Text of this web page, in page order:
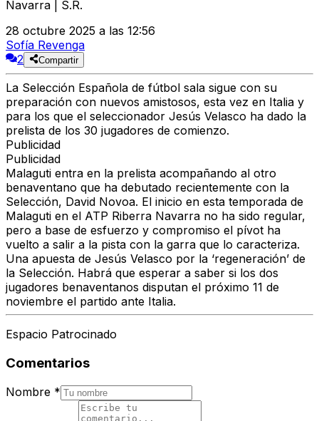
Navarra | S.R.
28 octubre 2025 a las 12:56
Sofía Revenga
2
Compartir
La Selección Española de fútbol sala sigue con su
preparación con nuevos amistosos, esta vez en Italia y
para los que el seleccionador Jesús Velasco ha dado la
prelista de los 30 jugadores de comienzo.
Publicidad
Publicidad
Malaguti entra en la prelista acompañando al otro
benaventano que ha debutado recientemente con la
Selección, David Novoa. El inicio en esta temporada de
Malaguti en el ATP Riberra Navarra no ha sido regular,
pero a base de esfuerzo y compromiso el pívot ha
vuelto a salir a la pista con la garra que lo caracteriza.
Una apuesta de Jesús Velasco por la ‘regeneración’ de
la Selección. Habrá que esperar a saber si los dos
jugadores benaventanos disputan el próximo 11 de
noviembre el partido ante Italia.
Espacio Patrocinado
Comentarios
Nombre *